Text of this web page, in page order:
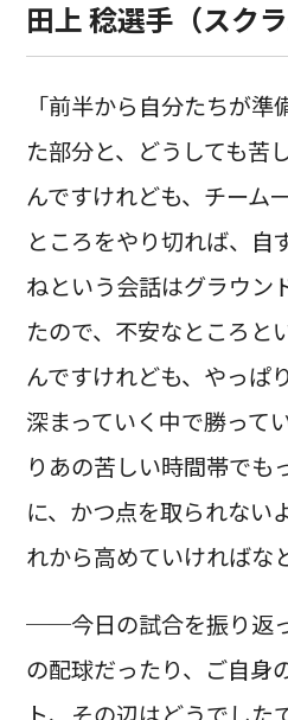
田上 稔選手（スクラ
「前半から自分たちが
た部分と、どうしても苦
んですけれども、チーム
ところをやり切れば、自
ねという会話はグラウン
たので、不安なところと
んですけれども、やっぱ
深まっていく中で勝って
りあの苦しい時間帯でも
に、かつ点を取られない
れから高めていければな
──今日の試合を振り返
の配球だったり、ご自身